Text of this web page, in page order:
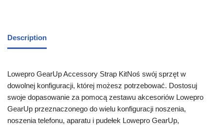
Description
Lowepro GearUp Accessory Strap KitNoś swój sprzęt w
dowolnej konfiguracji, której możesz potrzebować. Dostosuj
swoje dopasowanie za pomocą zestawu akcesoriów Lowepro
GearUp przeznaczonego do wielu konfiguracji noszenia,
noszenia telefonu, aparatu i pudełek Lowepro GearUp,